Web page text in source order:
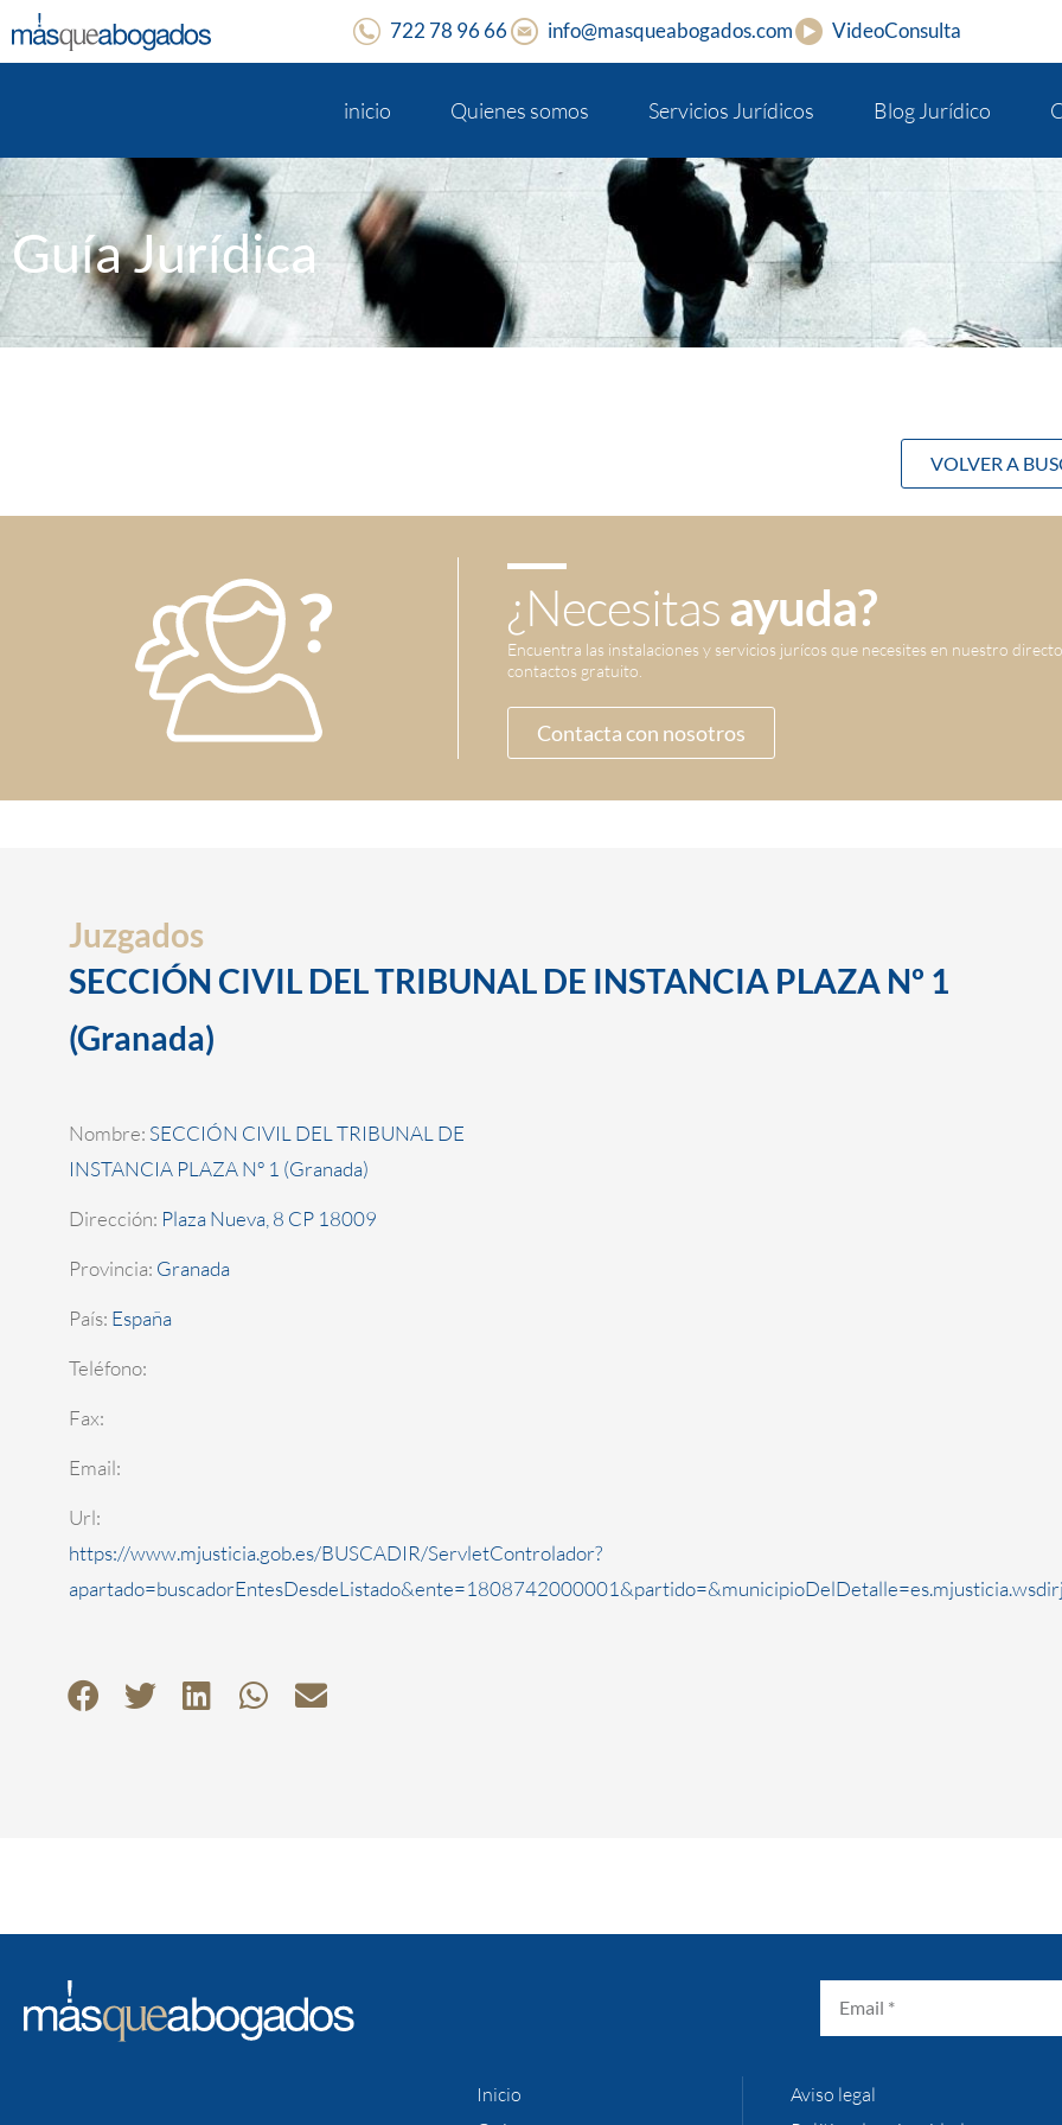
722 78 96 66 info@masqueabogados.com VideoConsulta
inicio Quienes somos Servicios Jurídicos Blog Jurídico
Guía Jurídica
VOLVER A
¿Necesitasayuda?
Encuentra las instalaciones y servicios jurícos que necesites en nuestro
contactos gratuito.
Contacta con nosotros
Juzgados
SECCIÓN CIVIL DEL TRIBUNAL DE INSTANCIA PLAZA Nº 1
(Granada)
Nombre: SECCIÓN CIVIL DEL TRIBUNAL DE
INSTANCIA PLAZA Nº 1 (Granada)
Dirección: Plaza Nueva, 8 CP 18009
Provincia: Granada
País: España
Teléfono:
Fax:
Email:
Url:
https://www.mjusticia.gob.es/BUSCADIR/ServletControlador?
Inicio
Aviso legal